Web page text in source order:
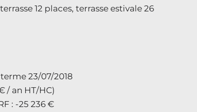
12 places, terrasse estivale 26
23/07/2018
/ an HT/HC)
: -25 236 €